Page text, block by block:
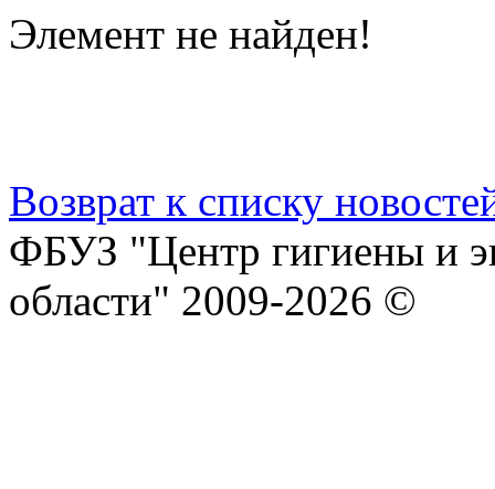
Элемент не найден!
Возврат к списку
ФБУЗ "Центр гигиены и
области" 2009-2026 ©